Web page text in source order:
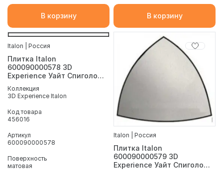
В корзину В корзину
Italon | Россия
Плитка Italon
600090000578 3D
Experience Уайт Спиголо
Коллекция
3D Experience Italon
Код товара
456016
Артикул
600090000578
Поверхность
матовая
Italon | Россия
Плитка Italon
600090000579 3D
Experience Уайт Спиголо